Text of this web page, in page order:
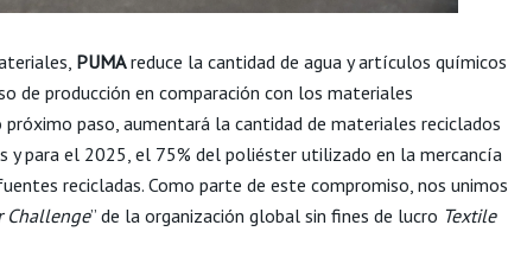
PUMAreduce la cantidad de agua y artículos químicos
de producción en comparación con los materiales
próximo paso, aumentará la cantidad de materiales reciclados
y para el 2025, el 75% del poliéster utilizado en la mercancía
recicladas. Como parte de este compromiso, nos unimos
Challenge” de la organización global sin fines de lucro Textile